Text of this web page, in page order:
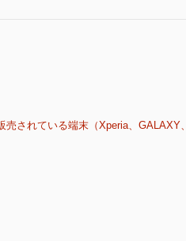
されている端末（Xperia、GALAXY、